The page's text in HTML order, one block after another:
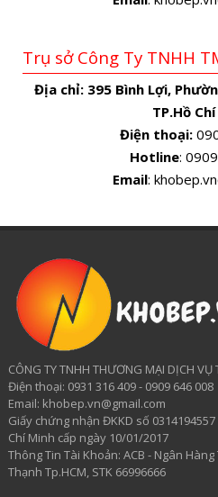
Trụ sở Công Ty TNHH
Địa chỉ: 395 Bình Lợi,
TP.Hồ
Điện thoại:
Hotline:
Email:
CÔNG TY TNHH THƯƠNG MẠI DỊCH VỤ
​Điện thoại: 0931 316 409 - 0909 646 008
Email: khobep.vn@gmail.com
Giấy chứng nhận ĐKKD số
Chí Minh cấp ngày 10/01/2017
Thông Tin Tài Khoản: ACB - Ngân
Thạnh Tp.HCM, STK 66996666